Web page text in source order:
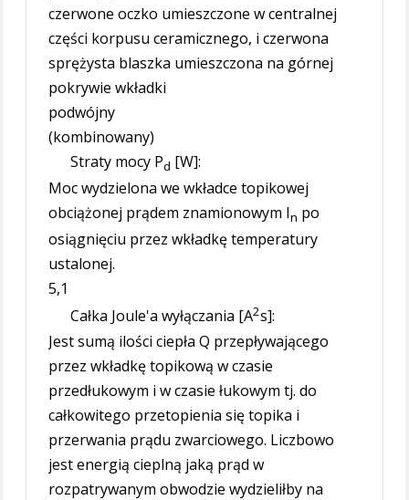
czerwone oczko umieszczone w centralnej
części korpusu ceramicznego, i czerwona
sprężysta blaszka umieszczona na górnej
pokrywie wkładki
podwójny
(kombinowany)
Straty mocy Pd [W]:
Moc wydzielona we wkładce topikowej
obciążonej prądem znamionowym In po
osiągnięciu przez wkładkę temperatury
ustalonej.
5,1
Całka Joule'a wyłączania [A2s]:
Jest sumą ilości ciepła Q przepływającego
przez wkładkę topikową w czasie
przedłukowym i w czasie łukowym tj. do
całkowitego przetopienia się topika i
przerwania prądu zwarciowego. Liczbowo
jest energią cieplną jaką prąd w
rozpatrywanym obwodzie wydzieliłby na